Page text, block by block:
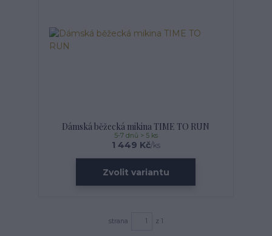
Dámská běžecká mikina TIME TO RUN
1 449 Kč/ks
5-7 dnů > 5 ks
Zvolit variantu
strana z 1